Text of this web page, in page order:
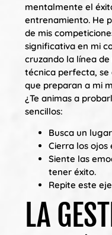
mentalmente el
entrenamiento. He
de mis
significativa en mi
cruzando la línea
técnica perfecta, se
que preparan a mi
¿Te animas a
sencillos:
Busca un
Cierra los
Siente las
tener éxito.
Repite este
LA